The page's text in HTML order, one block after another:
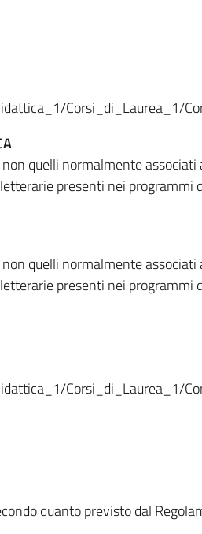
Corsi_di_Laurea_1/
quelli normalmente associati
presenti nei programmi
quelli normalmente associati
presenti nei programmi
Corsi_di_Laurea_1/
quanto previsto dal